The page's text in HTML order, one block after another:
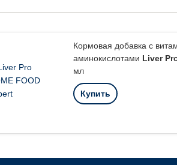
Кормовая добавка с
аминокислотами Liver
мл
Купить